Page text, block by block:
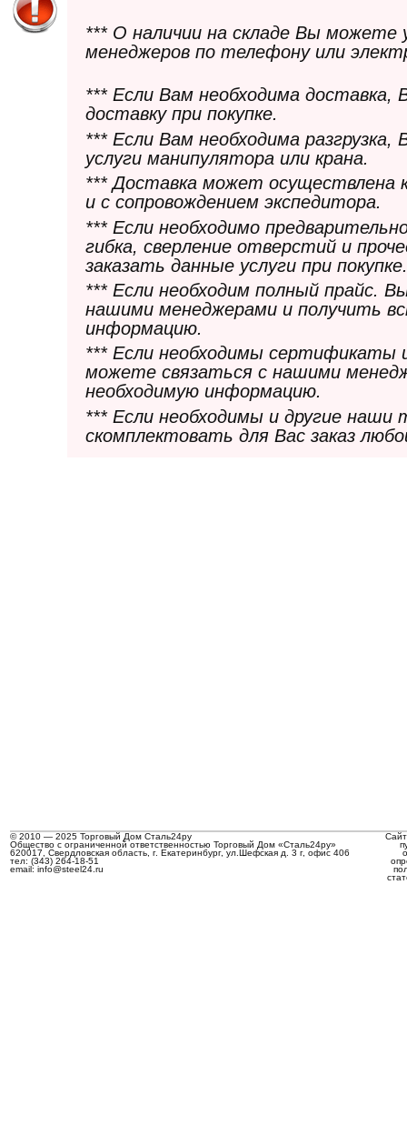
*** О наличии на складе Вы можете
менеджеров по телефону или
*** Если Вам необходима
доставку при покупке.
*** Если Вам необходима
услуги манипулятора или крана.
*** Доставка может осуществлена
и с сопровождением экспедитора.
*** Если необходимо
гибка, сверление отверстий и
заказать данные услуги при покупке.
*** Если необходим полный прайс.
нашими менеджерами и получить
информацию.
*** Если необходимы сертификаты
можете связаться с нашими
необходимую информацию.
*** Если необходимы и другие
скомплектовать для Вас заказ
© 2010 — 2025 Торговый Дом Сталь24ру
Общество с ограниченной ответственностью Торговый Дом «Сталь24ру»
620017, Свердловская область, г. Екатеринбург, ул.Шефская д. 3 г, офис 406
тел: (343) 264-18-51
email: info@steel24.ru